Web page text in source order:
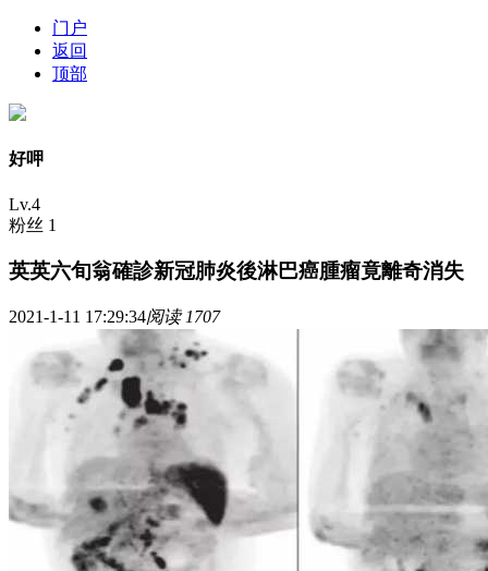
门户
返回
顶部
好呷
Lv.4
粉丝 1
英英六旬翁確診新冠肺炎後淋巴癌腫瘤竟離奇消失
2021-1-11 17:29:34阅读 1707